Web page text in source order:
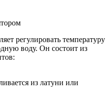
регулировать температуру
воду. Он состоит из
из латуни или